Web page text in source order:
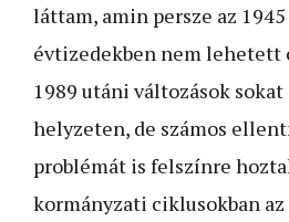
láttam, amin persze az
évtizedekben nem lehetett
1989 utáni változások
helyzeten, de számos
problémát is felszínre
kormányzati ciklusokban az